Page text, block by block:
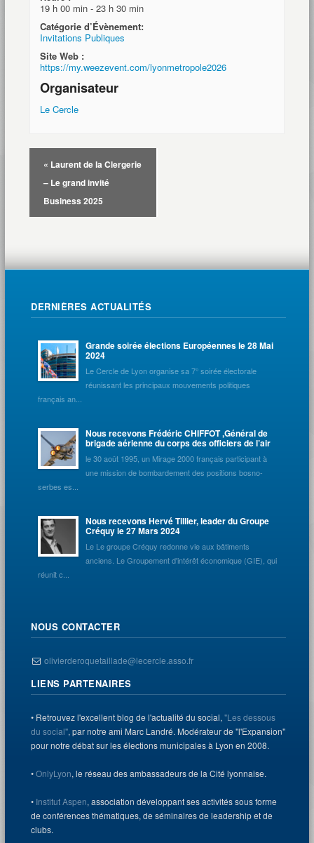
19 h 00 min - 23 h 30 min
Catégorie d’Évènement:
Invitations Publiques
Site Web :
https://my.weezevent.com/lyonmetropole2026
Organisateur
Le Cercle
« Laurent de la Clergerie
– Le grand invité
Business 2025
DERNIÈRES ACTUALITÉS
Grande soirée élections Européennes le 28 Mai
2024
Le Cercle de Lyon organise sa 7° soirée électorale
réunissant les principaux mouvements politiques
français an...
Nous recevons Frédéric CHIFFOT ,Général de
brigade aérienne du corps des officiers de l’air
le 30 août 1995, un Mirage 2000 français participant à
une mission de bombardement des positions bosno-
serbes es...
Nous recevons Hervé Tillier, leader du Groupe
Créquy le 27 Mars 2024
Le Le groupe Créquy redonne vie aux bâtiments
anciens. Le Groupement d'intérêt économique (GIE), qui
réunit c...
NOUS CONTACTER
olivierderoquetaillade@lecercle.asso.fr
LIENS PARTENAIRES
• Retrouvez l'excellent blog de l'actualité du social,"Les dessous
du social", par notre ami Marc Landré. Modérateur de "l'Expansion"
pour notre débat sur les élections municipales à Lyon en 2008.
•OnlyLyon, le réseau des ambassadeurs de la Cité lyonnaise.
• Institut Aspen, association développant ses activités sous forme
de conférences thématiques, de séminaires de leadership et de
clubs.